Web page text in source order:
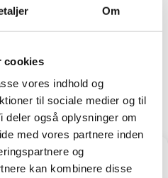
Om
cookies
vores indhold og
til sociale medier og til
også oplysninger om
med vores partnere inden
og
kan kombinere disse
til
med vippebeslag